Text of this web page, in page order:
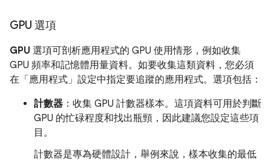
GPU 選項
GPU 選項可剖析應用程式的 GPU 使用情形，例如收集
GPU 頻率和記憶體用量資料。如要收集這類資料，您必須
在「應用程式」 設定中指定要追蹤的應用程式。選項包括：
計數器 ：收集 GPU 計數器樣本。這項資料可用於判斷
GPU 的忙碌程度和找出瓶頸，因此建議您設定這些項
目。
計數器是專為硬體設計，舉例來說，樣本收集的最低